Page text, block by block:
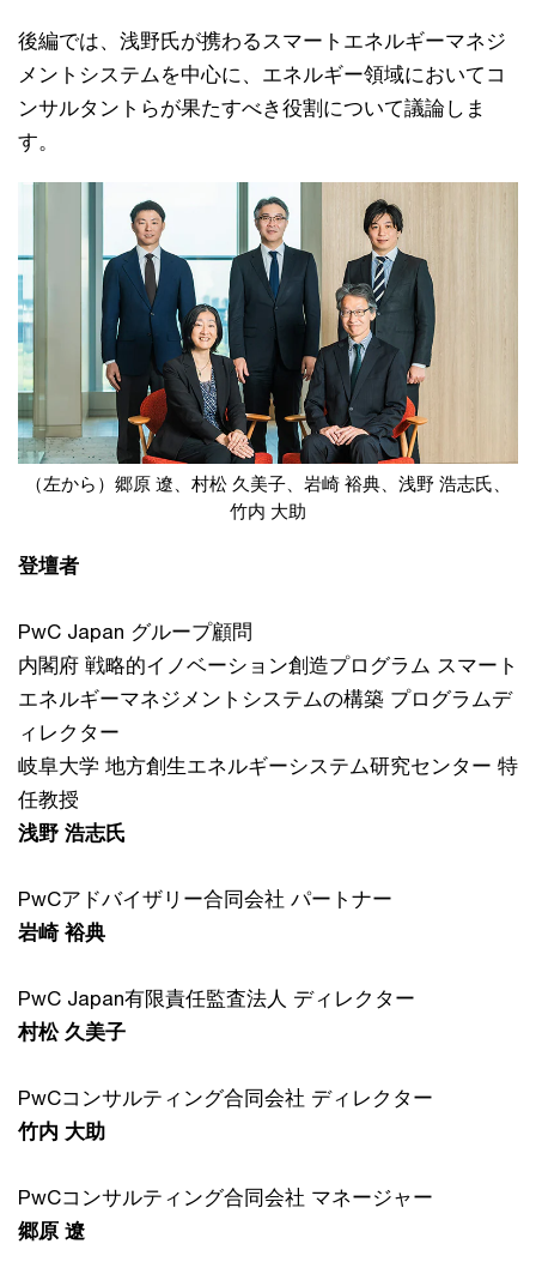
後編では、浅野氏が携わるスマートエネルギーマネジ
メントシステムを中心に、エネルギー領域においてコ
ンサルタントらが果たすべき役割について議論しま
す。
（左から）郷原 遼、村松 久美子、岩崎 裕典、浅野 浩志氏、
竹内 大助
登壇者
PwC Japan グループ顧問
内閣府 戦略的イノベーション創造プログラム スマート
エネルギーマネジメントシステムの構築 プログラムデ
ィレクター
岐阜大学 地方創生エネルギーシステム研究センター 特
任教授
浅野 浩志氏
PwCアドバイザリー合同会社 パートナー
岩崎 裕典
PwC Japan有限責任監査法人 ディレクター
村松 久美子
PwCコンサルティング合同会社 ディレクター
竹内 大助
PwCコンサルティング合同会社 マネージャー
郷原 遼